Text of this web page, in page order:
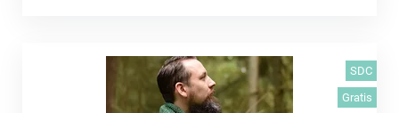
SDC
Gratis